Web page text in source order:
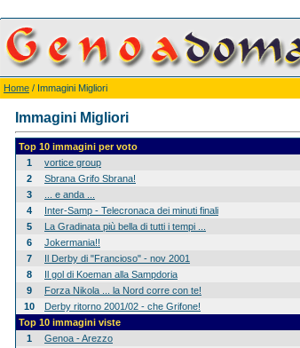
Home / Immagini Migliori
Immagini Migliori
Top 10 immagini per voto
1
vortice group
2
Sbrana Grifo Sbrana!
3
... e anda ...
4
Inter-Samp - Telecronaca dei minuti finali
5
La Gradinata più bella di tutti i tempi ...
6
Jokermania!!
7
Il Derby di "Francioso" - nov 2001
8
Il gol di Koeman alla Sampdoria
9
Forza Nikola ... la Nord corre con te!
10
Derby ritorno 2001/02 - che Grifone!
Top 10 immagini viste
1
Genoa - Arezzo